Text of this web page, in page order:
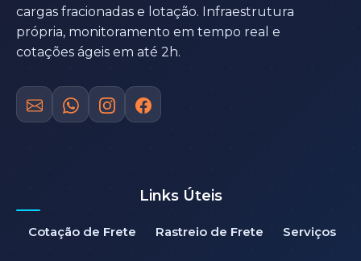
cargas fracionadas e lotação. Infraestrutura
própria, monitoramento em tempo real e
cotações ágeis em até 2h.
Links Úteis
Cotação de Frete Rastreio de Frete Serviços